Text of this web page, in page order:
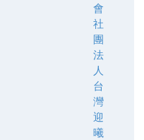
會
社
團
法
人
台
灣
迎
曦